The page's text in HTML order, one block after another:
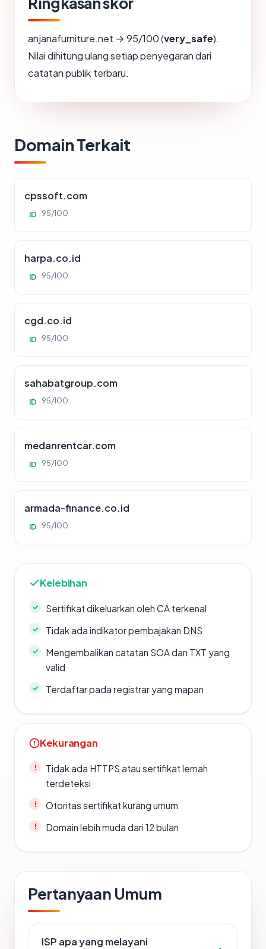
anjanafurniture.net → 95/100 (very_safe).
Nilai dihitung ulang setiap penyegaran dari
catatan publik terbaru.
Domain Terkait
cpssoft.com
ID 95/100
harpa.co.id
ID 95/100
cgd.co.id
ID 95/100
sahabatgroup.com
ID 95/100
medanrentcar.com
ID 95/100
armada-finance.co.id
ID 95/100
Kelebihan
Sertifikat dikeluarkan oleh CA terkenal
Tidak ada indikator pembajakan DNS
Mengembalikan catatan SOA dan TXT yang
valid
Terdaftar pada registrar yang mapan
Kekurangan
Tidak ada HTTPS atau sertifikat lemah
terdeteksi
Otoritas sertifikat kurang umum
Domain lebih muda dari 12 bulan
Pertanyaan Umum
ISP apa yang melayani